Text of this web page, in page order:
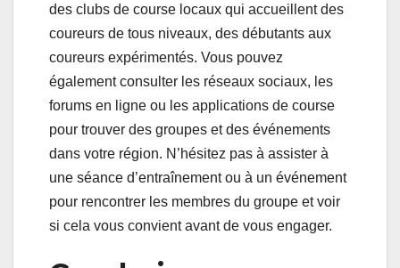
des clubs de course locaux qui accueillent des
coureurs de tous niveaux, des débutants aux
coureurs expérimentés. Vous pouvez
également consulter les réseaux sociaux, les
forums en ligne ou les applications de course
pour trouver des groupes et des événements
dans votre région. N’hésitez pas à assister à
une séance d’entraînement ou à un événement
pour rencontrer les membres du groupe et voir
si cela vous convient avant de vous engager.